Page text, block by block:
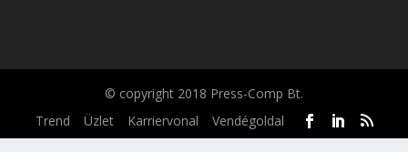
© copyright 2018 Press-Comp Bt.
Trend
Üzlet Karriervonal Vendégoldal